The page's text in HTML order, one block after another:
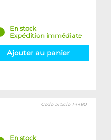
En stock
Expédition immédiate
Ajouter au panier
Code article 14490
En stock